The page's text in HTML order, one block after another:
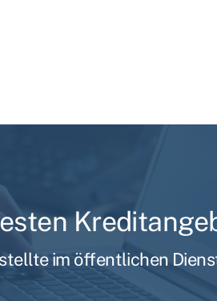
im öffentlichen